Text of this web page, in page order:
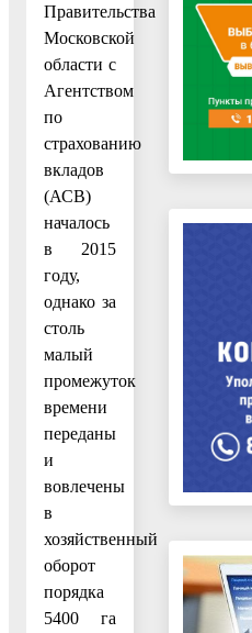
Правительства
Московской
области с
Агентством
по
страхованию
вкладов
(АСВ)
началось
в 2015
году,
однако за
столь
малый
промежуток
времени
переданы
и
вовлечены
в
хозяйственный
оборот
порядка
5400 га